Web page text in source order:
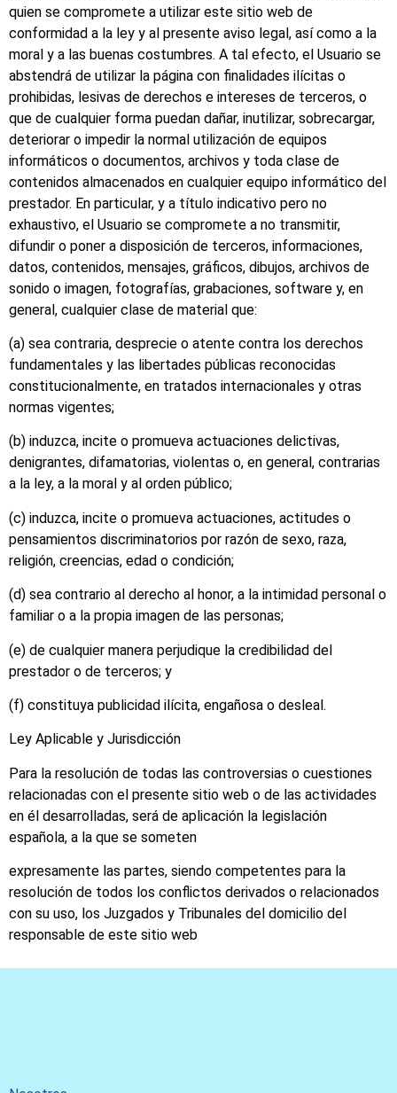
quien se compromete a utilizar este sitio web de
conformidad a la ley y al presente aviso legal, así como a la
moral y a las buenas costumbres. A tal efecto, el Usuario se
abstendrá de utilizar la página con finalidades ilícitas o
prohibidas, lesivas de derechos e intereses de terceros, o
que de cualquier forma puedan dañar, inutilizar, sobrecargar,
deteriorar o impedir la normal utilización de equipos
informáticos o documentos, archivos y toda clase de
contenidos almacenados en cualquier equipo informático del
prestador. En particular, y a título indicativo pero no
exhaustivo, el Usuario se compromete a no transmitir,
difundir o poner a disposición de terceros, informaciones,
datos, contenidos, mensajes, gráficos, dibujos, archivos de
sonido o imagen, fotografías, grabaciones, software y, en
general, cualquier clase de material que:
(a) sea contraria, desprecie o atente contra los derechos
fundamentales y las libertades públicas reconocidas
constitucionalmente, en tratados internacionales y otras
normas vigentes;
(b) induzca, incite o promueva actuaciones delictivas,
denigrantes, difamatorias, violentas o, en general, contrarias
a la ley, a la moral y al orden público;
(c) induzca, incite o promueva actuaciones, actitudes o
pensamientos discriminatorios por razón de sexo, raza,
religión, creencias, edad o condición;
(d) sea contrario al derecho al honor, a la intimidad personal o
familiar o a la propia imagen de las personas;
(e) de cualquier manera perjudique la credibilidad del
prestador o de terceros; y
(f) constituya publicidad ilícita, engañosa o desleal.
Ley Aplicable y Jurisdicción
Para la resolución de todas las controversias o cuestiones
relacionadas con el presente sitio web o de las actividades
en él desarrolladas, será de aplicación la legislación
española, a la que se someten
expresamente las partes, siendo competentes para la
resolución de todos los conflictos derivados o relacionados
con su uso, los Juzgados y Tribunales del domicilio del
responsable de este sitio web